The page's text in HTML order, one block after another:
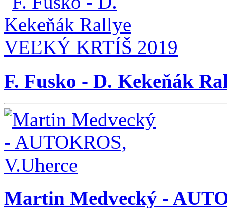
F. Fusko - D. Kekeňák
Martin Medvecký -